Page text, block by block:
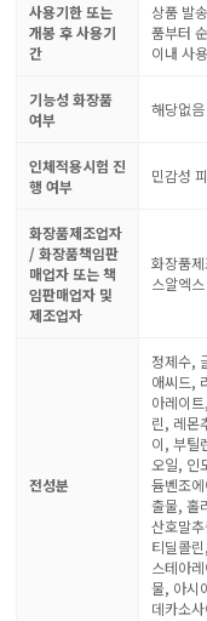
사용기한 또는
개봉 후 사용기
간
상품 발
품부터
이내 사
기능성 화장품
여부
해당없음
인체적용시험 진
행 여부
민감성
화장품제조업자
/ 화장품책임판
매업자 또는 책
임판매업자 및
제조업자
화장품
스알엑스
전성분
정제수,
애씨드,
아레이
린, 레몬
이, 부틸
오일, 인
듐벤조
출물, 홀
산호말
티딜콜
스테아
물, 아시
데카소